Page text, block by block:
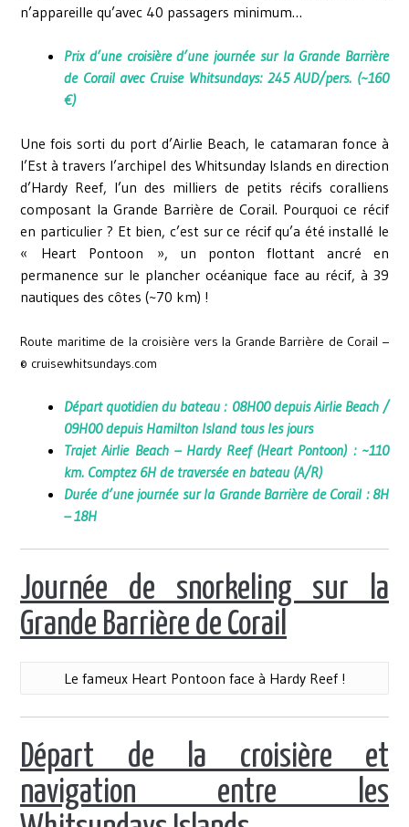
n’appareille qu’avec 40 passagers minimum…
Prix d’une croisière d’une journée sur la Grande Barrière
de Corail avec Cruise Whitsundays: 245 AUD/pers. (~160
€)
Une fois sorti du port d’Airlie Beach, le catamaran fonce à
l’Est à travers l’archipel des Whitsunday Islands en direction
d’Hardy Reef, l’un des milliers de petits récifs coralliens
composant la Grande Barrière de Corail. Pourquoi ce récif
en particulier ? Et bien, c’est sur ce récif qu’a été installé le
« Heart Pontoon », un ponton flottant ancré en
permanence sur le plancher océanique face au récif, à 39
nautiques des côtes (~70 km) !
Route maritime de la croisière vers la Grande Barrière de Corail –
© cruisewhitsundays.com
Départ quotidien du bateau : 08H00 depuis Airlie Beach /
09H00 depuis Hamilton Island tous les jours
Trajet Airlie Beach – Hardy Reef (Heart Pontoon) : ~110
km. Comptez 6H de traversée en bateau (A/R)
Durée d’une journée sur la Grande Barrière de Corail : 8H
– 18H
Journée de snorkeling sur la
Grande Barrière de Corail
Le fameux Heart Pontoon face à Hardy Reef !
Départ de la croisière et
navigation entre les